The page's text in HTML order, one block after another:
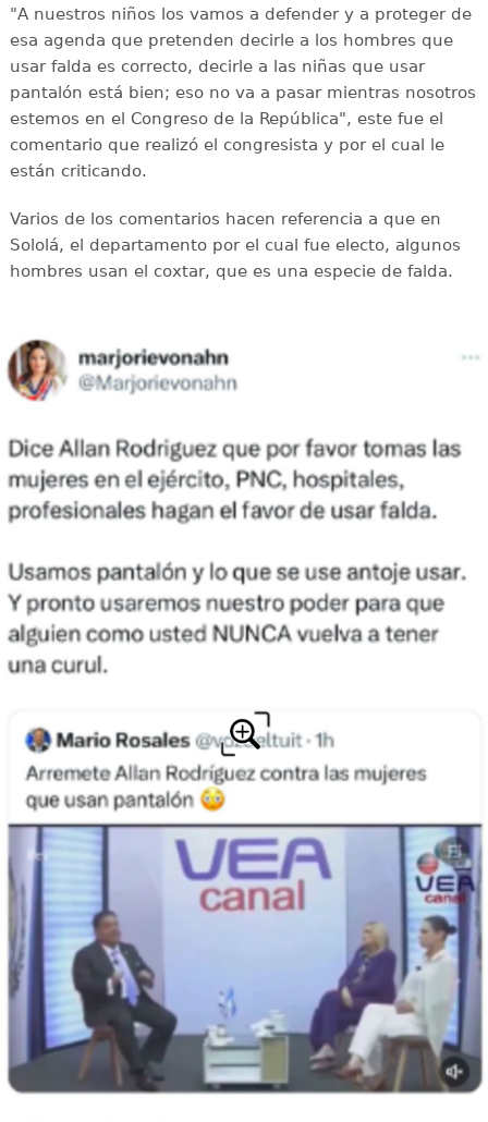
"A nuestros niños los vamos a defender y a proteger de
esa agenda que pretenden decirle a los hombres que
usar falda es correcto, decirle a las niñas que usar
pantalón está bien; eso no va a pasar mientras nosotros
estemos en el Congreso de la República", este fue el
comentario que realizó el congresista y por el cual le
están criticando.
Varios de los comentarios hacen referencia a que en
Sololá, el departamento por el cual fue electo, algunos
hombres usan el coxtar, que es una especie de falda.